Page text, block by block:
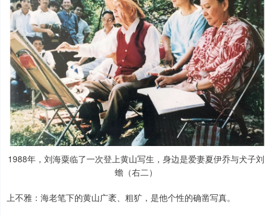
1988年，刘海粟临了一次登上黄山写生，身边是爱妻夏伊乔与犬子刘
蟾（右二）
上不雅：海老笔下的黄山广袤、粗犷，是他个性的确凿写真。